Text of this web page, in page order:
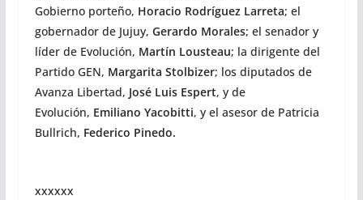
Gobierno porteño, Horacio Rodríguez Larreta; el
gobernador de Jujuy, Gerardo Morales; el senador y
líder de Evolución, Martín Lousteau; la dirigente del
Partido GEN, Margarita Stolbizer; los diputados de
Avanza Libertad, José Luis Espert, y de
Evolución, Emiliano Yacobitti, y el asesor de Patricia
Bullrich, Federico Pinedo.
xxxxxx